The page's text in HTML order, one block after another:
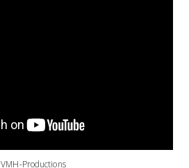
VMH-Productions